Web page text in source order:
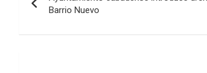
de
entradas
Barrio Nuevo